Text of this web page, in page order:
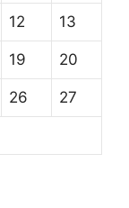
12 13
19 20
26 27